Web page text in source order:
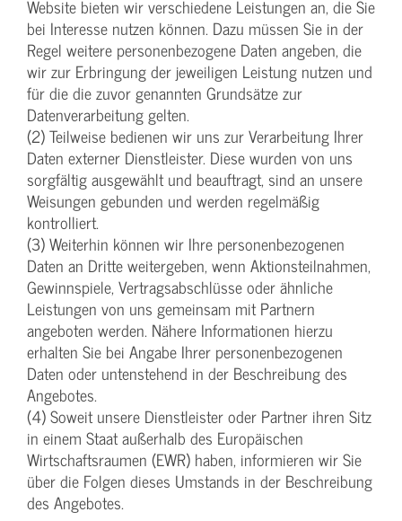
Website bieten wir verschiedene Leistungen an, die Sie
bei Interesse nutzen können. Dazu müssen Sie in der
Regel weitere personenbezogene Daten angeben, die
wir zur Erbringung der jeweiligen Leistung nutzen und
für die die zuvor genannten Grundsätze zur
Datenverarbeitung gelten.
(2) Teilweise bedienen wir uns zur Verarbeitung Ihrer
Daten externer Dienstleister. Diese wurden von uns
sorgfältig ausgewählt und beauftragt, sind an unsere
Weisungen gebunden und werden regelmäßig
kontrolliert.
(3) Weiterhin können wir Ihre personenbezogenen
Daten an Dritte weitergeben, wenn Aktionsteilnahmen,
Gewinnspiele, Vertragsabschlüsse oder ähnliche
Leistungen von uns gemeinsam mit Partnern
angeboten werden. Nähere Informationen hierzu
erhalten Sie bei Angabe Ihrer personenbezogenen
Daten oder untenstehend in der Beschreibung des
Angebotes.
(4) Soweit unsere Dienstleister oder Partner ihren Sitz
in einem Staat außerhalb des Europäischen
Wirtschaftsraumen (EWR) haben, informieren wir Sie
über die Folgen dieses Umstands in der Beschreibung
des Angebotes.